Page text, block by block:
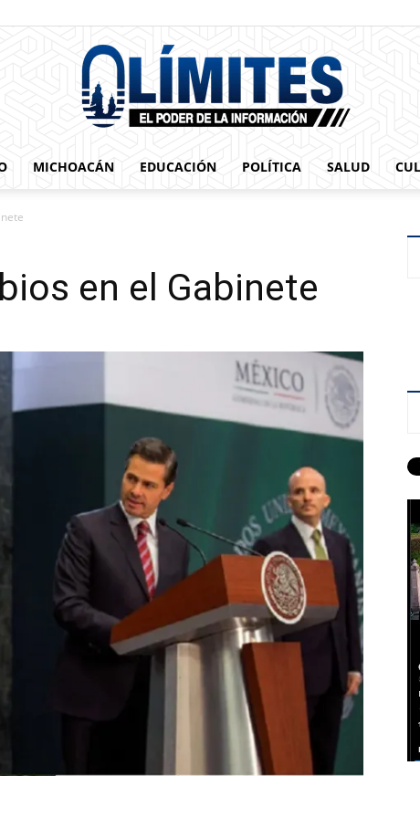
MICHOACÁN EDUCACIÓN POLÍTICA SALUD
en el Gabinete